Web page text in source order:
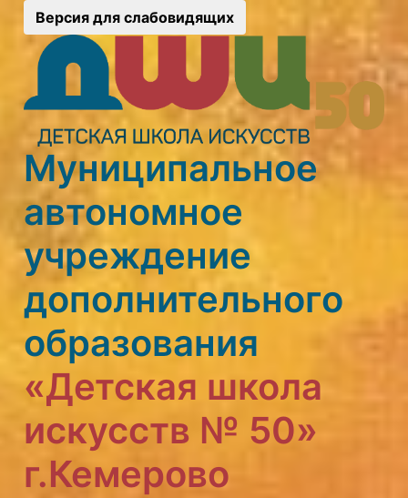
Версия для слабовидящих
Муниципальное
автономное
учреждение
дополнительного
образования
«Детская школа
искусств № 50»
г.Кемерово